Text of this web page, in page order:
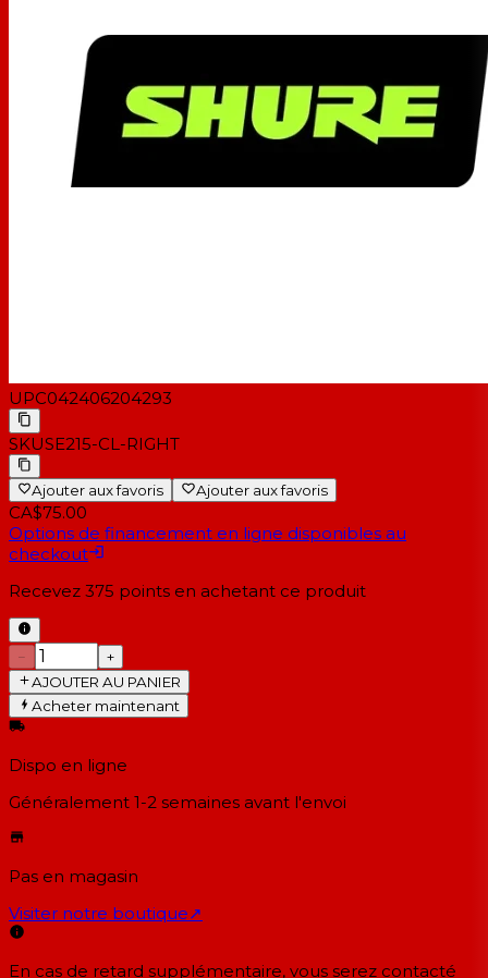
UPC042406204293
SKUSE215-CL-RIGHT
Ajouter aux favoris Ajouter aux favoris
CA$75.00
Options de financement en ligne disponibles au
checkout
Recevez 375 points en achetant ce produit
−
+
AJOUTER AU PANIER
Acheter maintenant
Dispo en ligne
Généralement 1-2 semaines avant l'envoi
Pas en magasin
Visiter notre boutique↗
En cas de retard supplémentaire, vous serez contacté